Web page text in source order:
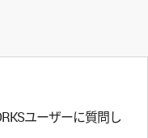
ユーザーに質問し